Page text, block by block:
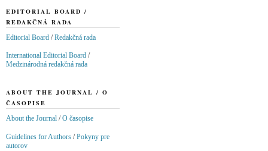
EDITORIAL BOARD /
REDAKČNÁ RADA
Editorial Board /Redakčná rada
International Editorial Board /
Medzinárodná redakčná rada
ABOUT THE JOURNAL / O
ČASOPISE
About the Journal /O časopise
Guidelines for Authors /Pokyny pre
autorov